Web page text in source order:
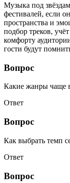
Музыка под
фестивалей, если
пространства и
подбор треков,
комфорту
гости будут
Вопрос
Какие жанры чаще
Ответ
Вопрос
Как выбрать темп
Ответ
Вопрос